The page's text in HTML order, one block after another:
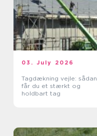
03. July 2026
Tagdækning vejle: sådan
får du et stærkt og
holdbart tag